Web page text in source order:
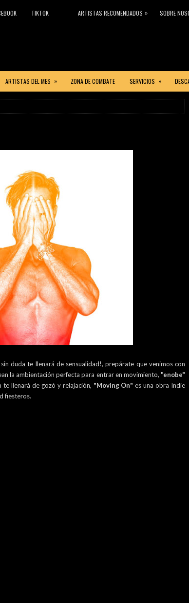
TIKTOK ARTISTAS RECOMENDADOS » SOBRE
ARTISTAS DEL MES » ZONA DE COMBATE SERVICIOS »
duda te llenará de sensualidad!, prepárate que venimos con
la ambientación perfecta para entrar en movimiento, "enobe"
llenará de gozó y relajación, "Moving On" es una obra Indie
fiesteros.